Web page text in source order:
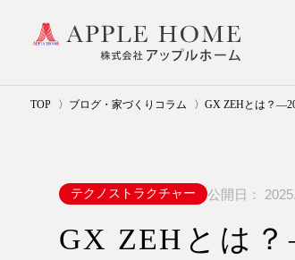
TOP ブログ・家づくりコラム GX ZEHとは？
テクノストラクチャー 公開日：
GX ZEHとは